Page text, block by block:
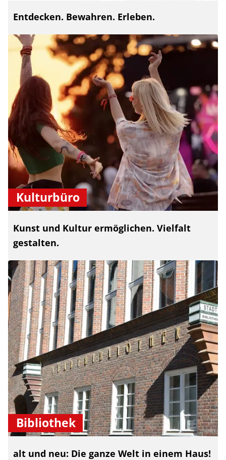
Entdecken. Bewahren. Erleben.
Kulturbüro
Kunst und Kultur ermöglichen. Vielfalt
gestalten.
Bibliothek
alt und neu: Die ganze Welt in einem Haus!